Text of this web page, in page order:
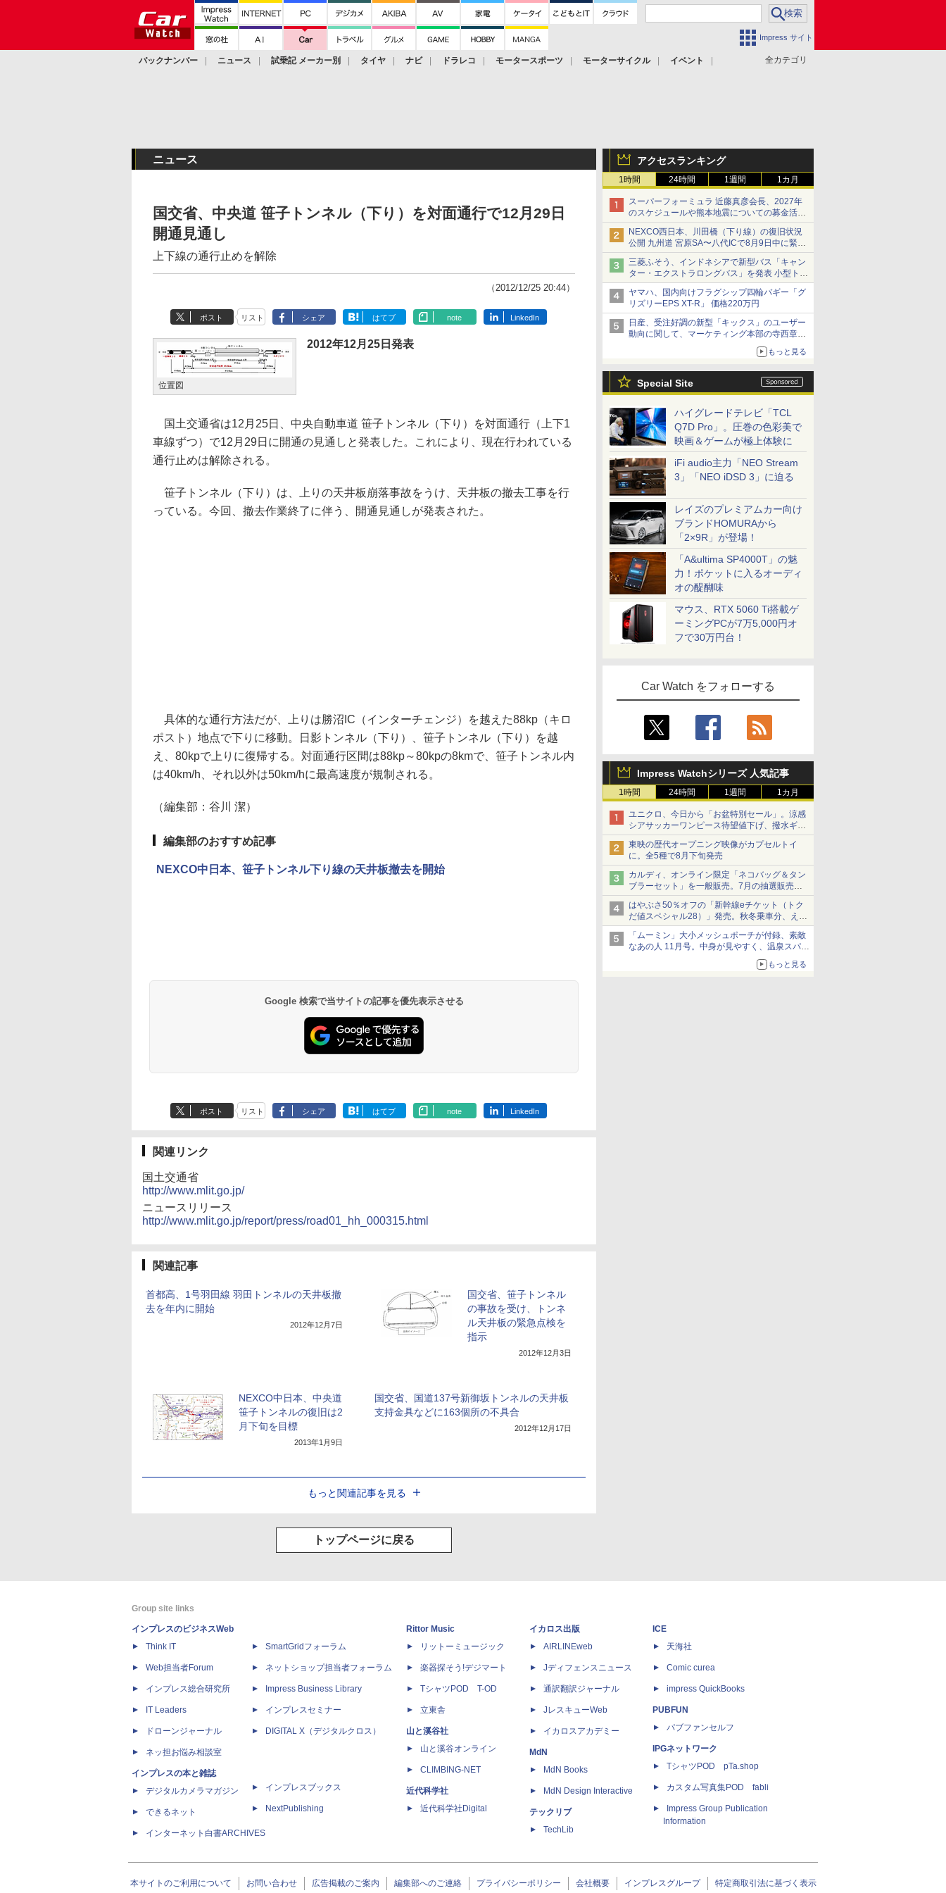
Impress サイト
全カテゴリ
バックナンバー ニュース 試乗記 メーカー別 タイヤ ナビ ドラレコ モータースポーツ モーターサイクル
イベント
アクセスランキング
1時間 24時間 1週間 1カ月
スーパーフォーミュラ 近藤真彦会長、2027年
のスケジュールや熊本地震についての募金活動
を紹介
NEXCO西日本、川田橋（下り線）の復旧状況
公開 九州道 宮原SA〜八代ICで8月9日中に緊急
車両を通行可能に
三菱ふそう、インドネシアで新型バス「キャン
ター・エクストラロングバス」を発表 小型トラ
ックベースの観光・旅客輸送向けバス
ヤマハ、国内向けフラグシップ四輪バギー「グ
リズリーEPS XT-R」 価格220万円
日産、受注好調の新型「キックス」のユーザー
動向に関して、マーケティング本部の寺西章氏
もっと見る
Special Site
ハイグレードテレビ「TCL
Q7D Pro」。圧巻の色彩美で
映画＆ゲームが極上体験に
iFi audio主力「NEO Stream
3」「NEO iDSD 3」に迫る
レイズのプレミアムカー向け
ブランドHOMURAから
「2×9R」が登場！
「A&ultima SP4000T」の魅
力！ポケットに入るオーディ
オの醍醐味
マウス、RTX 5060 Ti搭載ゲ
ーミングPCが7万5,000円オ
フで30万円台！
Car Watch をフォローする
Impress Watchシリーズ 人気記事
1時間 24時間 1週間 1カ月
ユニクロ、今日から「お盆特別セール」。涼感
シアサッカーワンピース待望値下げ、撥水ギア
ショーツは1990円に
東映の歴代オープニング映像がカプセルトイ
に。全5種で8月下旬発売
カルディ、オンライン限定「ネコバッグ＆タン
ブラーセット」を一般販売。7月の抽選販売の
当選無効分
はやぶさ50％オフの「新幹線eチケット（トク
だ値スペシャル28）」発売。秋冬乗車分、えき
ねっと限定
「ムーミン」大小メッシュポーチが付録、素敵
なあの人 11月号。中身が見やすく、温泉スパに
もっと見る
ニュース
国交省、中央道 笹子トンネル（下り）を対面通行で12月29日
開通見通し
上下線の通行止めを解除
（2012/12/25 20:44）
ポスト リスト シェア はてブ note LinkedIn
位置図
2012年12月25日発表
国土交通省は12月25日、中央自動車道 笹子トンネル（下り）を対面通行（上下1
車線ずつ）で12月29日に開通の見通しと発表した。これにより、現在行われている
通行止めは解除される。
笹子トンネル（下り）は、上りの天井板崩落事故をうけ、天井板の撤去工事を行
っている。今回、撤去作業終了に伴う、開通見通しが発表された。
具体的な通行方法だが、上りは勝沼IC（インターチェンジ）を越えた88kp（キロ
ポスト）地点で下りに移動。日影トンネル（下り）、笹子トンネル（下り）を越
え、80kpで上りに復帰する。対面通行区間は88kp～80kpの8kmで、笹子トンネル内
は40km/h、それ以外は50km/hに最高速度が規制される。
（編集部：谷川 潔）
編集部のおすすめ記事
NEXCO中日本、笹子トンネル下り線の天井板撤去を開始
Google 検索で当サイトの記事を優先表示させる
ポスト リスト シェア はてブ note LinkedIn
関連リンク
国土交通省
http://www.mlit.go.jp/
ニュースリリース
http://www.mlit.go.jp/report/press/road01_hh_000315.html
関連記事
首都高、1号羽田線 羽田トンネルの天井板撤
去を年内に開始
2012年12月7日
国交省、笹子トンネル
の事故を受け、トンネ
ル天井板の緊急点検を
指示
2012年12月3日
NEXCO中日本、中央道
笹子トンネルの復旧は2
月下旬を目標
2013年1月9日
国交省、国道137号新御坂トンネルの天井板
支持金具などに163個所の不具合
2012年12月17日
もっと関連記事を見る
トップページに戻る
Group site links
インプレスのビジネスWeb
Think IT
Web担当者Forum
インプレス総合研究所
IT Leaders
ドローンジャーナル
ネッ担お悩み相談室
インプレスの本と雑誌
デジタルカメラマガジン
できるネット
インターネット白書ARCHIVES
SmartGridフォーラム
ネットショップ担当者フォーラム
Impress Business Library
インプレスセミナー
DIGITAL X（デジタルクロス）
インプレスブックス
NextPublishing
Rittor Music
リットーミュージック
楽器探そう!デジマート
TシャツPOD T-OD
立東舎
山と溪谷社
山と溪谷オンライン
CLIMBING-NET
近代科学社
近代科学社Digital
イカロス出版
AIRLINEweb
Jディフェンスニュース
通訳翻訳ジャーナル
JレスキューWeb
イカロスアカデミー
MdN
MdN Books
MdN Design Interactive
テックリブ
TechLib
ICE
天海社
Comic curea
impress QuickBooks
PUBFUN
パブファンセルフ
IPGネットワーク
TシャツPOD pTa.shop
カスタム写真集POD fabli
Impress Group Publication
Information
本サイトのご利用について お問い合わせ 広告掲載のご案内 編集部へのご連絡 プライバシーポリシー 会社概要 インプレスグループ 特定商取引法に基づく表示